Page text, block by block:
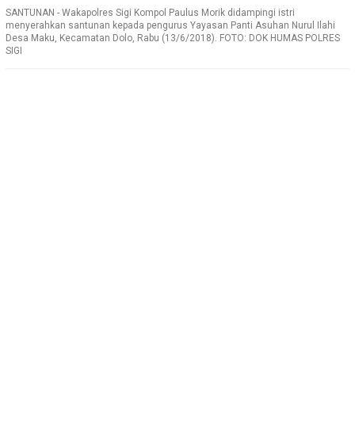
SANTUNAN - Wakapolres Sigi Kompol Paulus Morik didampingi istri
menyerahkan santunan kepada pengurus Yayasan Panti Asuhan Nurul Ilahi
Desa Maku, Kecamatan Dolo, Rabu (13/6/2018). FOTO: DOK HUMAS POLRES
SIGI